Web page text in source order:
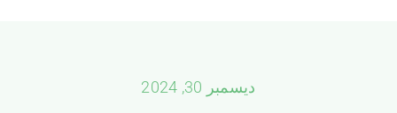
ديسمبر 30, 2024